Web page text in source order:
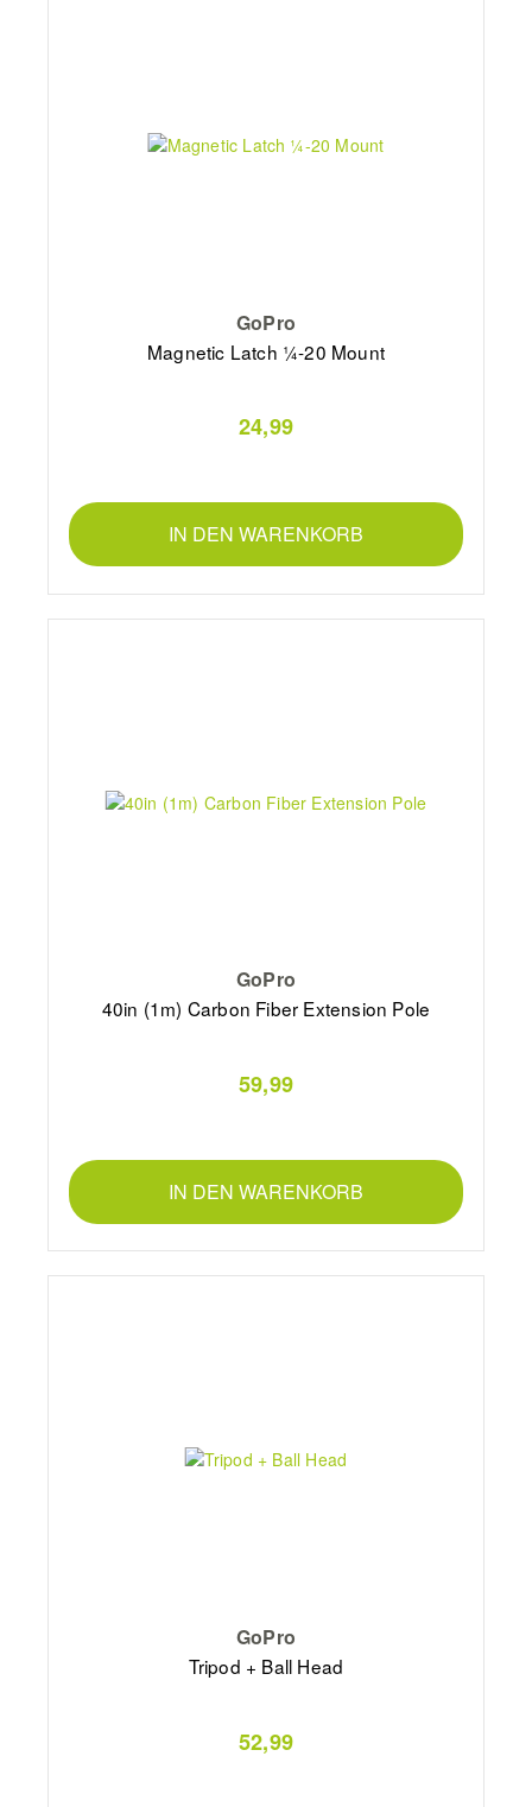
GoPro
Magnetic Latch ¼-20 Mount
24,99
IN DEN WARENKORB
GoPro
40in (1m) Carbon Fiber Extension Pole
59,99
IN DEN WARENKORB
GoPro
Tripod + Ball Head
52,99